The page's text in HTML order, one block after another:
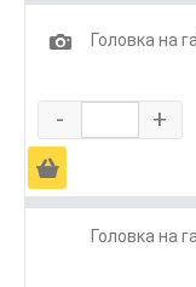
1
Головка на
- +
Ä
Головка на